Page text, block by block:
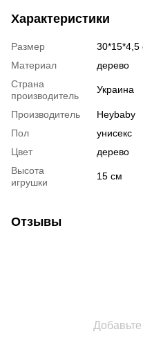
Характеристики
Размер
30*15*4,5
Материал
дерево
Страна
производитель
Украина
Производитель
Heybaby
Пол
унисекс
Цвет
дерево
Высота
игрушки
15 см
Отзывы